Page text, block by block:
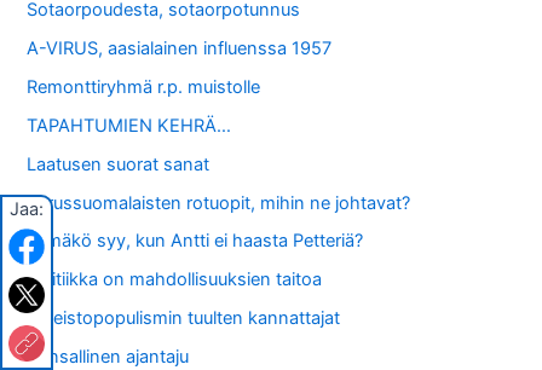
Sotaorpoudesta, sotaorpotunnus
A-VIRUS, aasialainen influenssa 1957
Remonttiryhmä r.p. muistolle
TAPAHTUMIEN KEHRÄ…
Laatusen suorat sanat
Perussuomalaisten rotuopit, mihin ne johtavat?
Tämäkö syy, kun Antti ei haasta Petteriä?
Politiikka on mahdollisuuksien taitoa
Oikeistopopulismin tuulten kannattajat
Kansallinen ajantaju
Jaa: